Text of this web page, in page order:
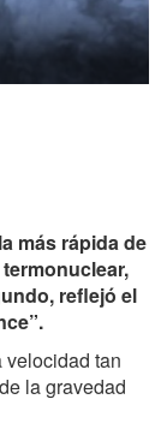
más rápida de
reflejó el
tan
la gravedad